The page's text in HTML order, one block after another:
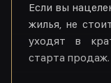
Если вы
жилья, не
уходят в
старта продаж.